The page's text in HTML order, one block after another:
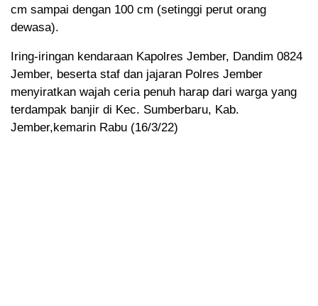
cm sampai dengan 100 cm (setinggi perut orang
dewasa).
Iring-iringan kendaraan Kapolres Jember, Dandim 0824
Jember, beserta staf dan jajaran Polres Jember
menyiratkan wajah ceria penuh harap dari warga yang
terdampak banjir di Kec. Sumberbaru, Kab.
Jember,kemarin Rabu (16/3/22)